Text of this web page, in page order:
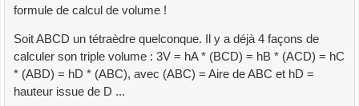
formule de calcul de volume !
Soit ABCD un tétraèdre quelconque. Il y a déjà 4 façons de
calculer son triple volume : 3V = hA * (BCD) = hB * (ACD) = hC
* (ABD) = hD * (ABC), avec (ABC) = Aire de ABC et hD =
hauteur issue de D ...